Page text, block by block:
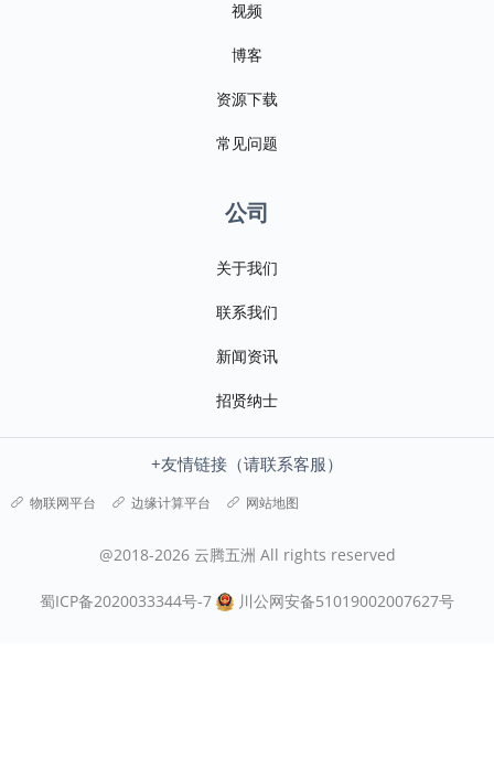
视频
博客
资源下载
常见问题
公司
关于我们
联系我们
新闻资讯
招贤纳士
+友情链接（请联系客服）
物联网平台 边缘计算平台 网站地图
@2018-2026 云腾五洲 All rights reserved
蜀ICP备2020033344号-7 川公网安备51019002007627号